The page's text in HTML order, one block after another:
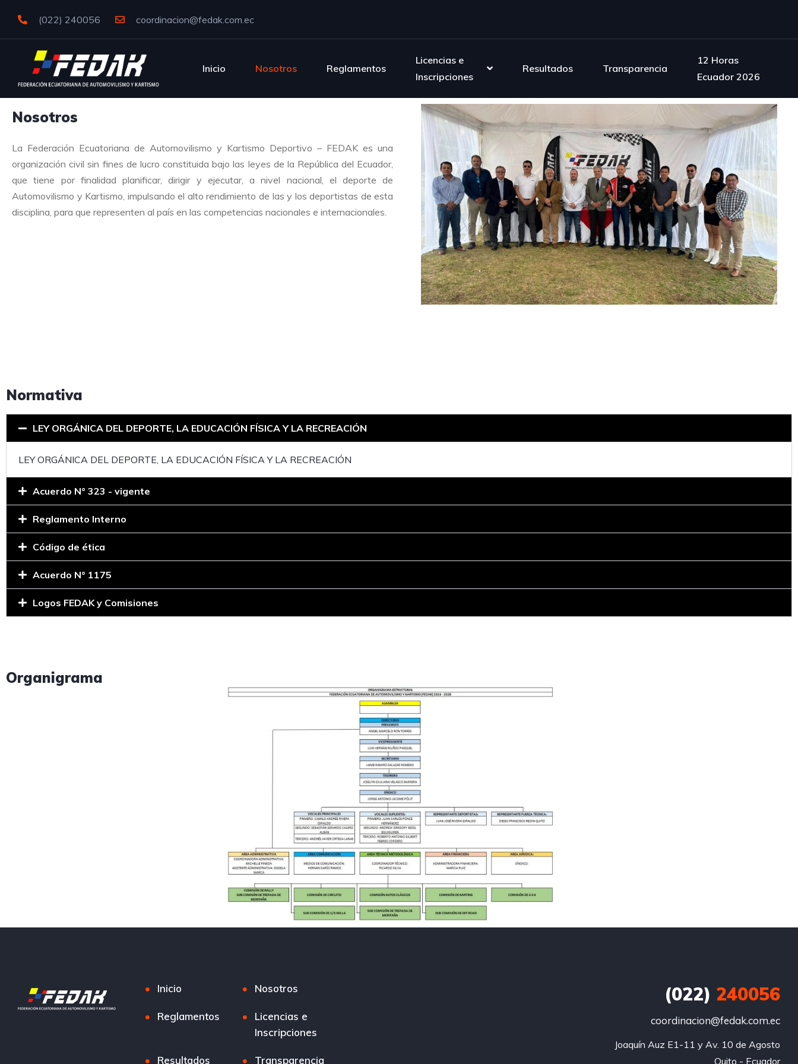
(022) 240056 coordinacion@fedak.com.ec
Inicio Nosotros Reglamentos
Licencias e
Inscripciones
Resultados Transparencia
12 Horas
Ecuador 2026
Nosotros​
La Federación Ecuatoriana de Automovilismo y Kartismo Deportivo – FEDAK es una
organización civil sin fines de lucro constituida bajo las leyes de la República del Ecuador,
que tiene por finalidad planificar, dirigir y ejecutar, a nivel nacional, el deporte de
Automovilismo y Kartismo, impulsando el alto rendimiento de las y los deportistas de esta
disciplina, para que representen al país en las competencias nacionales e internacionales.
Normativa
LEY ORGÁNICA DEL DEPORTE, LA EDUCACIÓN FÍSICA Y LA RECREACIÓN
LEY ORGÁNICA DEL DEPORTE, LA EDUCACIÓN FÍSICA Y LA RECREACIÓN
Acuerdo N° 323 - vigente
Reglamento Interno
Código de ética
Acuerdo N° 1175
Logos FEDAK y Comisiones
Organigrama
Inicio Nosotros
Reglamentos
Licencias e
Inscripciones
Resultados Transparencia
(022) 240056
coordinacion@fedak.com.ec
Joaquín Auz E1-11 y Av. 10 de Agosto
Quito - Ecuador